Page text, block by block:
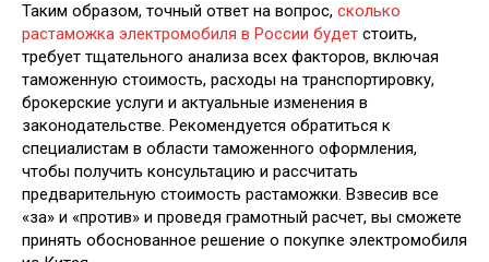
Таким образом, точный ответ на вопрос, сколько
растаможка электромобиля в России будет стоить,
требует тщательного анализа всех факторов, включая
таможенную стоимость, расходы на транспортировку,
брокерские услуги и актуальные изменения в
законодательстве. Рекомендуется обратиться к
специалистам в области таможенного оформления,
чтобы получить консультацию и рассчитать
предварительную стоимость растаможки. Взвесив все
«за» и «против» и проведя грамотный расчет, вы сможете
принять обоснованное решение о покупке электромобиля